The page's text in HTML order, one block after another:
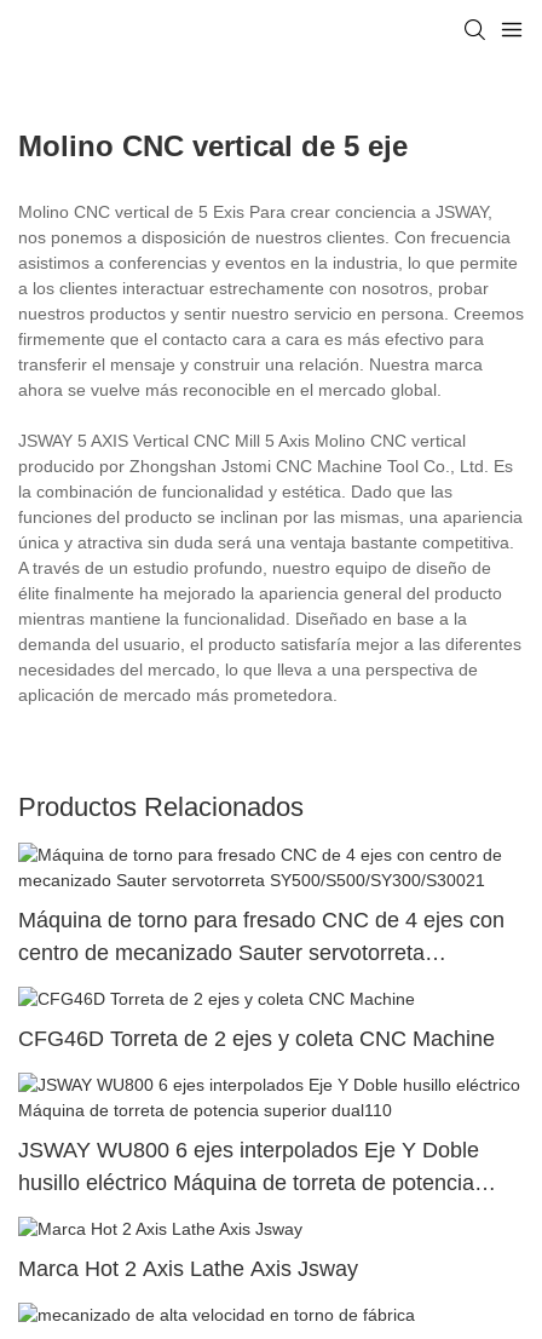
Molino CNC vertical de 5 eje
Molino CNC vertical de 5 Exis Para crear conciencia a JSWAY,
nos ponemos a disposición de nuestros clientes. Con frecuencia
asistimos a conferencias y eventos en la industria, lo que permite
a los clientes interactuar estrechamente con nosotros, probar
nuestros productos y sentir nuestro servicio en persona. Creemos
firmemente que el contacto cara a cara es más efectivo para
transferir el mensaje y construir una relación. Nuestra marca
ahora se vuelve más reconocible en el mercado global.
JSWAY 5 AXIS Vertical CNC Mill 5 Axis Molino CNC vertical
producido por Zhongshan Jstomi CNC Machine Tool Co., Ltd. Es
la combinación de funcionalidad y estética. Dado que las
funciones del producto se inclinan por las mismas, una apariencia
única y atractiva sin duda será una ventaja bastante competitiva.
A través de un estudio profundo, nuestro equipo de diseño de
élite finalmente ha mejorado la apariencia general del producto
mientras mantiene la funcionalidad. Diseñado en base a la
demanda del usuario, el producto satisfaría mejor a las diferentes
necesidades del mercado, lo que lleva a una perspectiva de
aplicación de mercado más prometedora.
Productos Relacionados
Máquina de torno para fresado CNC de 4 ejes con
centro de mecanizado Sauter servotorreta
SY500/S500/SY300/S30021
CFG46D Torreta de 2 ejes y coleta CNC Machine
JSWAY WU800 6 ejes interpolados Eje Y Doble
husillo eléctrico Máquina de torreta de potencia
superior dual110
Marca Hot 2 Axis Lathe Axis Jsway